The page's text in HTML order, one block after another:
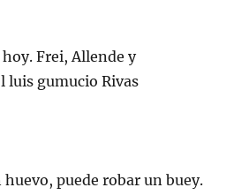
Frei, Allende y
luis gumucio Rivas
puede robar un buey.